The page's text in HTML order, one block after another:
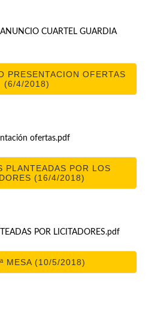
CUARTEL GUARDIA
PRESENTACION OFERTAS
(6/4/2018)
ofertas.pdf
PLANTEADAS POR LOS
(16/4/2018)
POR LICITADORES.pdf
MESA (10/5/2018)